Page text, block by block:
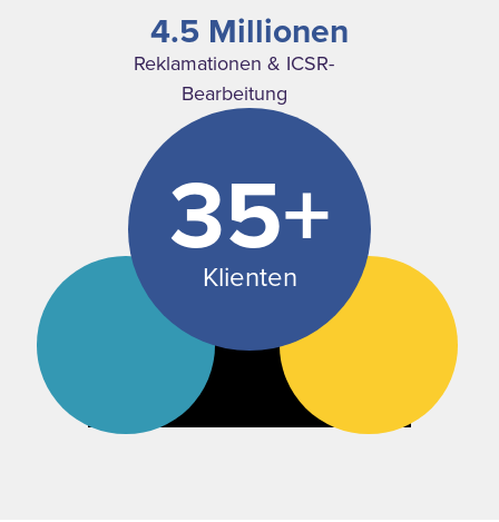
4.5 Millionen
Reklamationen & ICSR-
Bearbeitung
35+
Klienten